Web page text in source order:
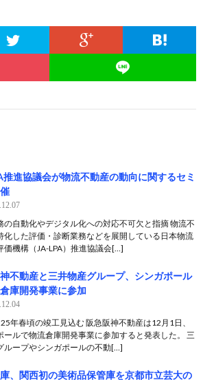
推進協議会が物流不動産の動向に関するセミ
の自動化やデジタル化への対応不可欠と指摘 物流不
化した評価・診断業務などを展開している日本物流
価機構（JA-LPA）推進協議会[…]
不動産と三井物産グループ、シンガポール
庫開発事業に参加
年春頃の竣工見込む 阪急阪神不動産は12月1日、
ールで物流倉庫開発事業に参加すると発表した。 三
ループやシンガポールの不動[…]
、関西初の美術品保管庫を京都市立芸大の